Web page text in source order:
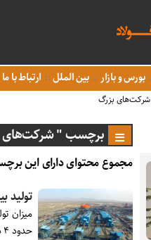
بورس و بازار بین الملل ارتباط با ما
شرکت‌های بزرگ
برچسب " شرکت‌های
مجموع محتوای دارای این
تولید بیش از ۴۰ میلیون تن
حدود ۴ درصدی، از مرز ۴۰ میلیون تن گذشت.